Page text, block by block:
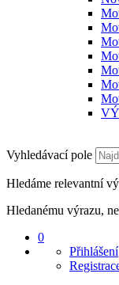
Vyhledávací pole
Hledáme relevantní
Hledanému výrazu,
0
Přihlášení